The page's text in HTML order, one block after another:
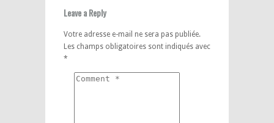
Leave a Reply
Votre adresse e-mail ne sera pas publiée.
Les champs obligatoires sont indiqués avec
*